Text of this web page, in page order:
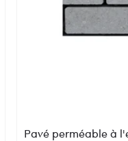
Pavé perméable à